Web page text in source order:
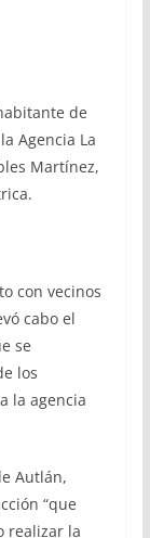
de
Agencia La
Martínez,
con vecinos
cabo el
se
los
la agencia
Autlán,
“que
realizar la